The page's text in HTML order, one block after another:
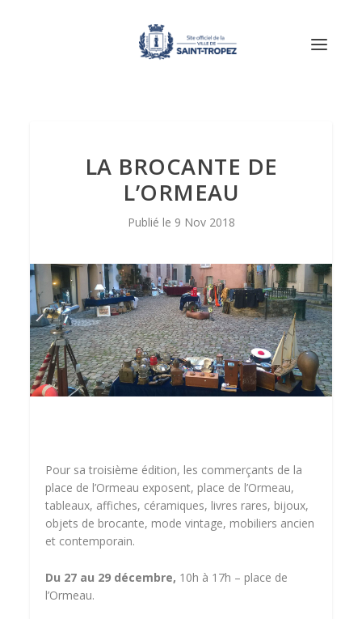
LA BROCANTE DE
L’ORMEAU
9 Nov 2018
Pour sa troisième édition, les commerçants de la
place de l’Ormeau exposent, place de l’Ormeau,
tableaux, affiches, céramiques, livres rares, bijoux,
objets de brocante, mode vintage, mobiliers ancien
et contemporain.
Du 27 au 29 décembre, 10h à 17h – place de
l’Ormeau.